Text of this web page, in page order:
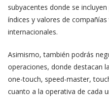
subyacentes donde se
índices y valores de
internacionales.
Asimismo, también podrás
operaciones, donde destacan
one-touch, speed-master,
cuanto a la operativa de cada